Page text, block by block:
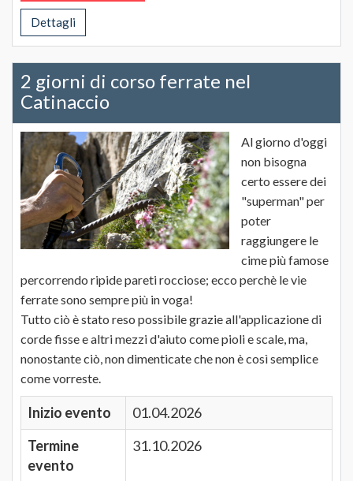
Dettagli
2 giorni di corso ferrate nel
Catinaccio
Al giorno d'oggi
non bisogna
certo essere dei
"superman" per
poter
raggiungere le
cime più famose
percorrendo ripide pareti rocciose; ecco perchè le vie
ferrate sono sempre più in voga!
Tutto ciò è stato reso possibile grazie all'applicazione di
corde fisse e altri mezzi d'aiuto come pioli e scale, ma,
nonostante ciò, non dimenticate che non è così semplice
come vorreste.
Inizio evento
01.04.2026
Termine
evento
31.10.2026